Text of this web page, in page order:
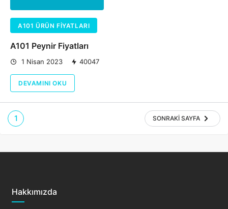
A101 ÜRÜN FIYATLARI
A101 Peynir Fiyatları
1 Nisan 2023 40047
DEVAMINI OKU
1 SONRAKI SAYFA
Hakkımızda